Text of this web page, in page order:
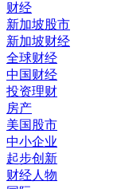
财经
新加坡股市
新加坡财经
全球财经
中国财经
投资理财
房产
美国股市
中小企业
起步创新
财经人物